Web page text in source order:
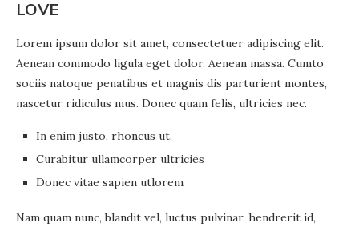
LOVE
Lorem ipsum dolor sit amet, consectetuer adipiscing elit.
Aenean commodo ligula eget dolor. Aenean massa. Cumto
sociis natoque penatibus et magnis dis parturient montes,
nascetur ridiculus mus. Donec quam felis, ultricies nec.
In enim justo, rhoncus ut,
Curabitur ullamcorper ultricies
Donec vitae sapien utlorem
Nam quam nunc, blandit vel, luctus pulvinar, hendrerit id,